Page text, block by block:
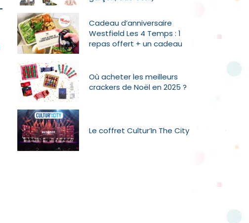
Cadeau d’anniversaire
Westfield Les 4 Temps : 1
repas offert + un cadeau
Où acheter les meilleurs
crackers de Noël en 2025 ?
Le coffret Cultur’In The City